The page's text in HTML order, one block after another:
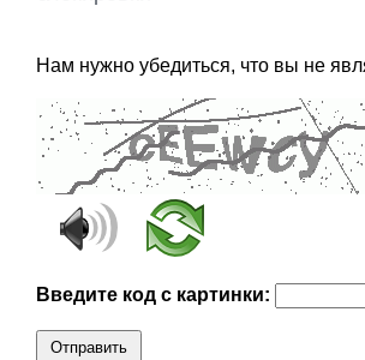
Нам нужно убедиться, что вы не
Введите код с картинки:
Отправить